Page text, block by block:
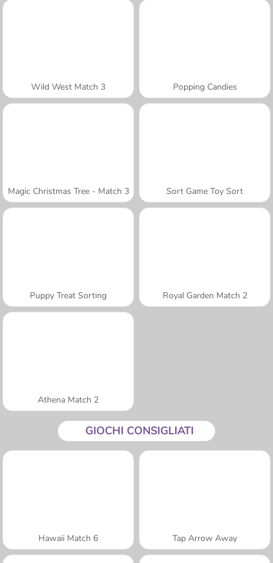
Wild West Match 3 Popping Candies
Magic Christmas Tree - Match 3 Sort Game Toy Sort
Puppy Treat Sorting Royal Garden Match 2
Athena Match 2
GIOCHI CONSIGLIATI
Hawaii Match 6 Tap Arrow Away